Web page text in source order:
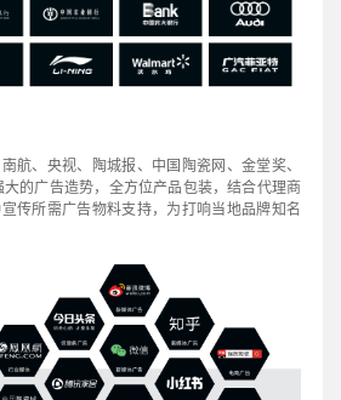
航、央视、陶城报、中国陶瓷网、金堂奖、
大的广告造势，全方位产品包装，结合代理商
传所需广告物料支持，为打响当地品牌知名